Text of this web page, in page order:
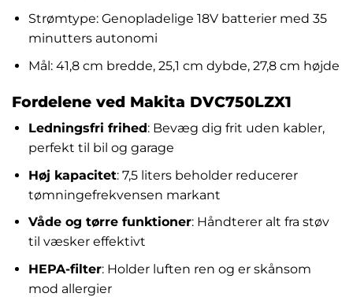
Strømtype: Genopladelige 18V batterier med 35
minutters autonomi
Mål: 41,8 cm bredde, 25,1 cm dybde, 27,8 cm højde
Fordelene ved Makita DVC750LZX1
Ledningsfri frihed: Bevæg dig frit uden kabler,
perfekt til bil og garage
Høj kapacitet: 7,5 liters beholder reducerer
tømningefrekvensen markant
Våde og tørre funktioner: Håndterer alt fra støv
til væsker effektivt
HEPA-filter: Holder luften ren og er skånsom
mod allergier